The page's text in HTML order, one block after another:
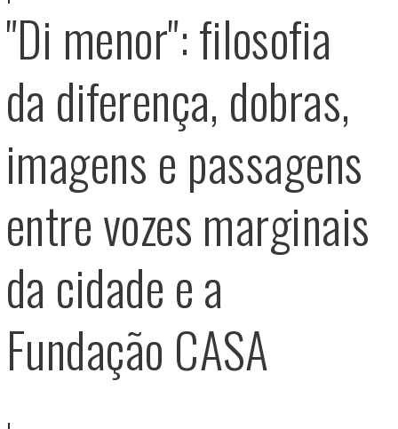
"Di menor": filosofia
da diferença, dobras,
imagens e passagens
entre vozes marginais
da cidade e a
Fundação CASA